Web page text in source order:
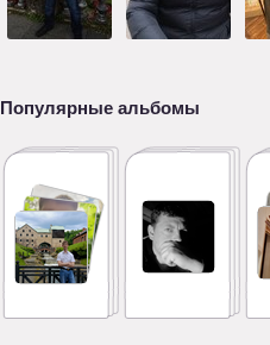
Популярные альбомы